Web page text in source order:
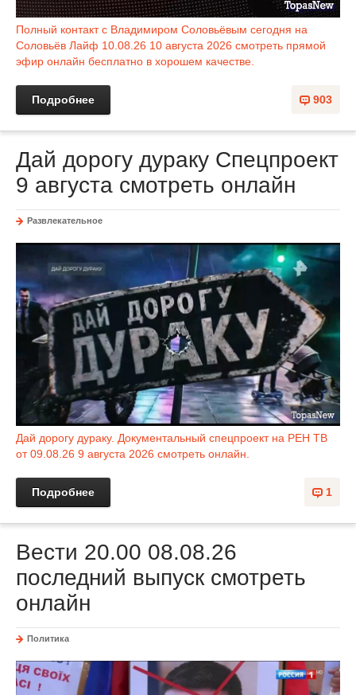
Полный контакт с Владимиром Соловьёвым сегодня на
Соловьёв Лайф 10.08.26 10 августа 2026 смотреть прямой
эфир онлайн бесплатно в хорошем качестве.
903
Подробнее
Дай дорогу дураку Спецпроект
9 августа смотреть онлайн
Развлекательное
Дай дорогу дураку. Документальный спецпроект на РЕН ТВ
от 09.08.26 9 августа 2026 смотреть онлайн.
1
Подробнее
Вести 20.00 08.08.26
последний выпуск смотреть
онлайн
Политика